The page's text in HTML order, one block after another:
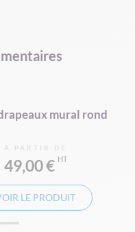
mural rond
À PARTIR DE
49,00 €
LE PRODUIT